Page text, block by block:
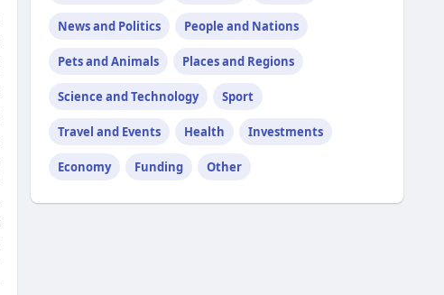
News and Politics People and Nations
Pets and Animals Places and Regions
Science and Technology Sport
Travel and Events Health Investments
Economy Funding Other